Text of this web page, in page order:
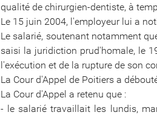
qualité de chirurgien-dentiste, à
Le 15 juin 2004, l'employeur lui a
Le salarié, soutenant notamment
saisi la juridiction prud'homale, le
l'exécution et de la rupture de son
La Cour d'Appel de Poitiers a
La Cour d'Appel a retenu que :
- le salarié travaillait les lundis,